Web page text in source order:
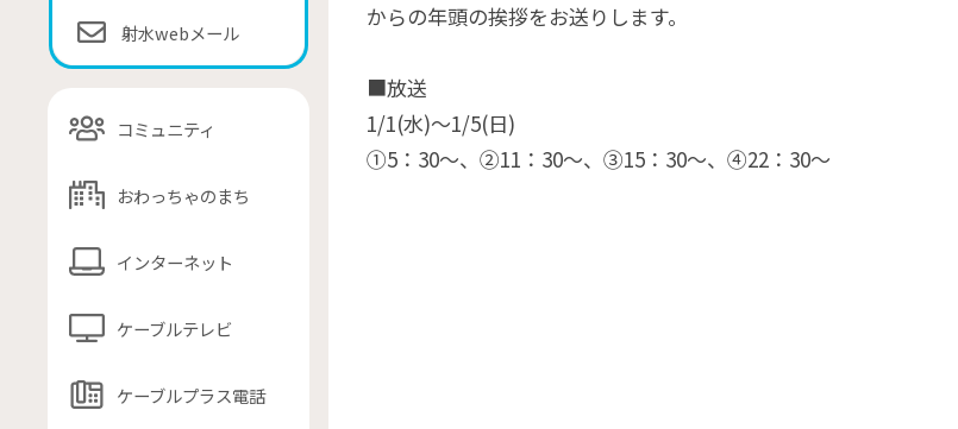
射水webメール
コミュニティ
おわっちゃのまち
インターネット
ケーブルテレビ
ケーブルプラス電話
からの年頭の挨拶をお送りします。
■放送
1/1(水)〜1/5(日)
①5：30〜、②11：30〜、③15：30〜、④22：30〜